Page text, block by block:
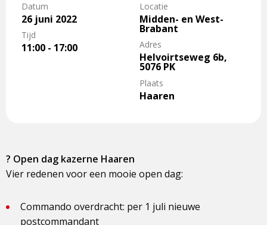
Datum
26 juni 2022
Tijd
11:00 - 17:00
Locatie
Midden- en West-
Brabant
Adres
Helvoirtseweg 6b,
5076 PK
Plaats
Haaren
? Open dag kazerne Haaren
Vier redenen voor een mooie open dag:
Commando overdracht: per 1 juli nieuwe
postcommandant